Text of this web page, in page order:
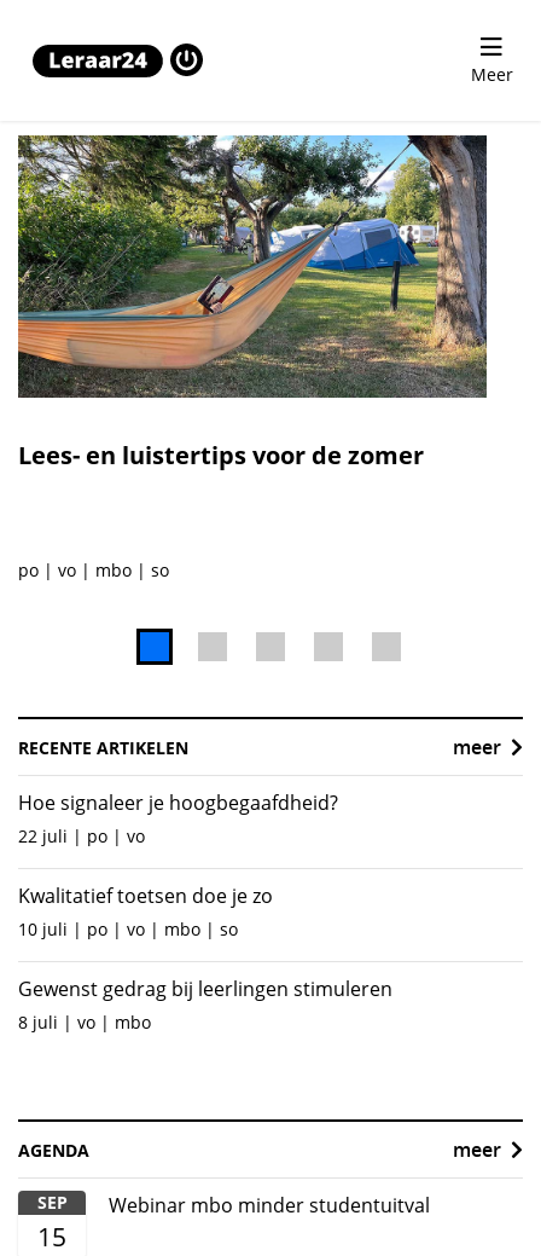
Meer
Lees- en luistertips voor de zomer
po vo mbo so
RECENTE ARTIKELEN meer
Hoe signaleer je hoogbegaafdheid?
22 juli po vo
Kwalitatief toetsen doe je zo
10 juli po vo mbo so
Gewenst gedrag bij leerlingen stimuleren
8 juli vo mbo
AGENDA meer
SEP
15
Webinar mbo minder studentuitval